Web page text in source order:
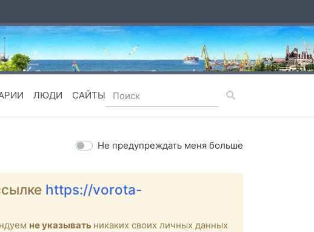
ЛЮДИ САЙТЫ
Не предупреждать меня больше
https://vorota-
не указывать никаких своих личных данных